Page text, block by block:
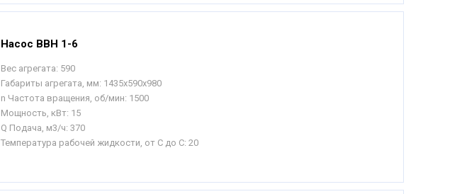
Насос ВВН 1-6
Вес агрегата: 590
Габариты агрегата, мм: 1435х590х980
n Частота вращения, об/мин: 1500
Мощность, кВт: 15
Q Подача, м3/ч: 370
Температура рабочей жидкости, от С до С: 20